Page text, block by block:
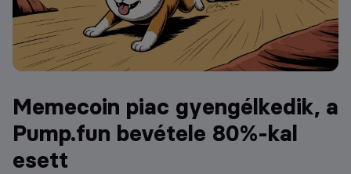
Memecoin piac gyengélkedik, a
Pump.fun bevétele 80%-kal
esett